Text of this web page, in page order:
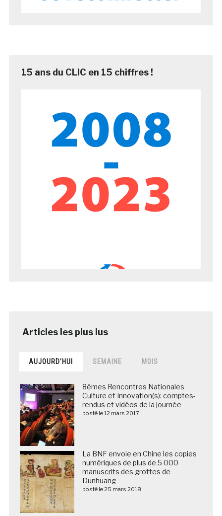
15 ans du CLIC en 15 chiffres !
AUJOURD’HUI SEMAINE MOIS
8èmes Rencontres Nationales
Culture et Innovation(s): comptes-
rendus et vidéos de la journée
posté le 12 mars 2017
La BNF envoie en Chine les copies
numériques de plus de 5 000
manuscrits des grottes de
Dunhuang
posté le 25 mars 2018